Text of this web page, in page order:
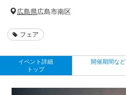
広島県広島市南区
フェア
イベント詳細
トップ
開催期間など